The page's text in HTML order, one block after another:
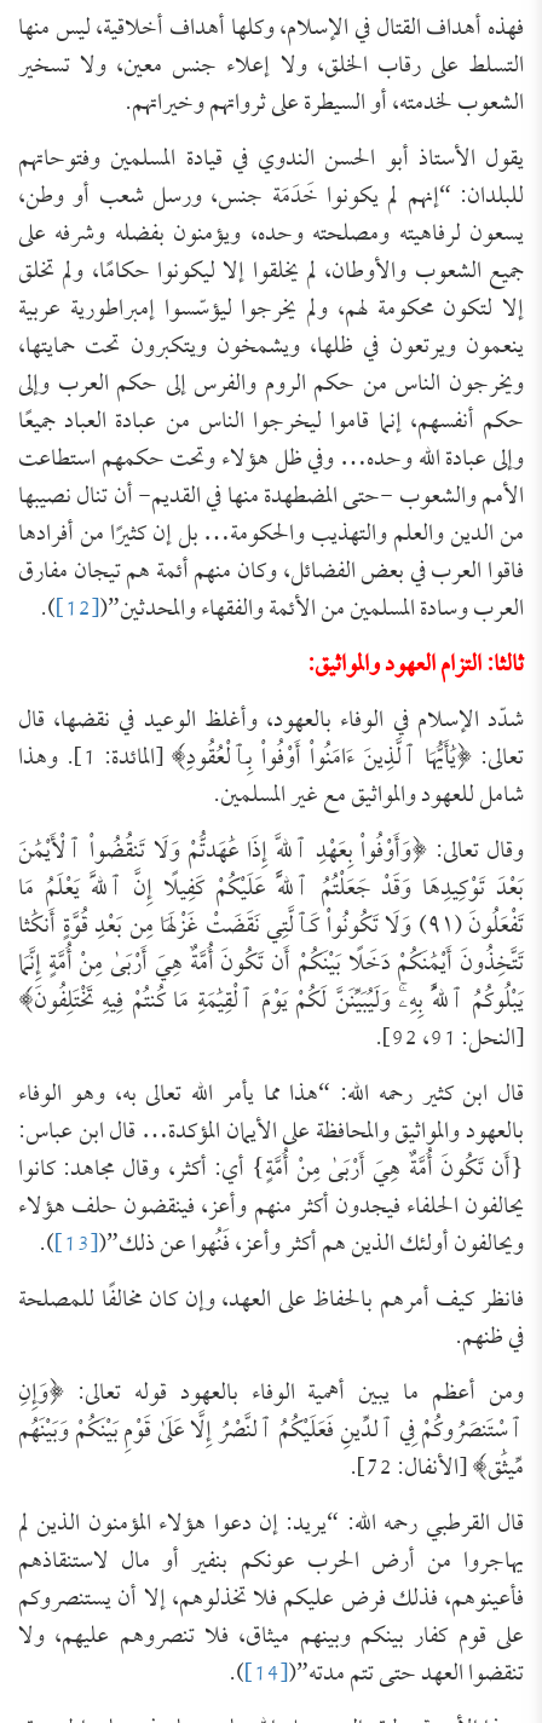
فهذه أهداف القتال في الإسلام، وكلها أهداف أخلاقية، ليس منها
التسلط على رقاب الخلق، ولا إعلاء جنس معين، ولا تسخير
الشعوب لخدمته، أو السيطرة على ثرواتهم وخيراتهم.
يقول الأستاذ أبو الحسن الندوي في قيادة المسلمين وفتوحاتهم
للبلدان: “إنهم لم يكونوا خَدَمَة جنس، ورسل شعب أو وطن،
يسعون لرفاهيته ومصلحته وحده، ويؤمنون بفضله وشرفه على
جميع الشعوب والأوطان، لم يخلقوا إلا ليكونوا حكامًا، ولم تخلق
إلا لتكون محكومة لهم، ولم يخرجوا ليؤسّسوا إمبراطورية عربية
ينعمون ويرتعون في ظلها، ويشمخون ويتكبرون تحت حمايتها،
ويخرجون الناس من حكم الروم والفرس إلى حكم العرب وإلى
حكم أنفسهم، إنما قاموا ليخرجوا الناس من عبادة العباد جميعًا
وإلى عبادة الله وحده… وفي ظل هؤلاء وتحت حكمهم استطاعت
الأمم والشعوب -حتى المضطهدة منها في القديم- أن تنال نصيبها
من الدين والعلم والتهذيب والحكومة… بل إن كثيرًا من أفرادها
فاقوا العرب في بعض الفضائل، وكان منهم أئمة هم تيجان مفارق
العرب وسادة المسلمين من الأئمة والفقهاء والمحدثين”([12]
).
ثالثا: التزام العهود والمواثيق:
شدّد الإسلام في الوفاء بالعهود، وأغلظ الوعيد في نقضها، قال
تعالى: ﴿يَٰأَيُّهَا ٱلَّذِينَ ءَامَنُواْ أَوْفُواْ بِٱلْعُقُودِ﴾ [المائدة: 1]. وهذا
شامل للعهود والمواثيق مع غير المسلمين.
وقال تعالى: ﴿وَأَوْفُواْ ‌بِعَهْدِ ‌ٱللَّهِ ‌إِذَا عَٰهَدتُّمْ وَلَا تَنقُضُواْ ٱلْأَيْمَٰنَ
بَعْدَ تَوْكِيدِهَا وَقَدْ جَعَلْتُمُ ٱللَّهَ عَلَيْكُمْ كَفِيلًا إِنَّ ٱللَّهَ يَعْلَمُ مَا
تَفْعَلُونَ (٩١) وَلَا تَكُونُواْ كَٱلَّتِي نَقَضَتْ غَزْلَهَا مِن بَعْدِ قُوَّةٍ أَنكَٰثا
تَتَّخِذُونَ أَيْمَٰنَكُمْ دَخَلًا بَيْنَكُمْ أَن تَكُونَ أُمَّةٌ هِيَ أَرْبَىٰ مِنْ أُمَّةٍ إِنَّمَا
يَبْلُوكُمُ ٱللَّهُ بِهِۦۚ وَلَيُبَيِّنَنَّ لَكُمْ يَوْمَ ٱلْقِيَٰمَةِ مَا كُنتُمْ فِيهِ تَخْتَلِفُونَ﴾
[النحل: 91، 92].
قال ابن كثير رحمه الله: “هذا مما يأمر الله تعالى به، وهو الوفاء
بالعهود والمواثيق والمحافظة على الأيمان المؤكدة… قال ابن عباس:
{أَن تَكُونَ أُمَّةٌ هِيَ أَرْبَىٰ مِنْ أُمَّةٍ} أي: أكثر، وقال مجاهد: كانوا
يحالفون الحلفاء فيجدون أكثر منهم وأعز، فينقضون حلف هؤلاء
ويحالفون أولئك الذين هم أكثر وأعز، فَنُهوا عن ذلك”([13]
).
فانظر كيف أمرهم بالحفاظ على العهد، وإن كان مخالفًا للمصلحة
في ظنهم.
ومن أعظم ما يبين أهمية الوفاء بالعهود قوله تعالى: ﴿وَإِنِ
ٱسْتَنصَرُوكُمْ فِي ٱلدِّينِ ‌فَعَلَيْكُمُ ‌ٱلنَّصْرُ إِلَّا عَلَىٰ قَوْمِ بَيْنَكُمْ وَبَيْنَهُم
مِّيثَٰق﴾ [الأنفال: 72].
قال القرطبي رحمه الله: “يريد: إن دعوا هؤلاء المؤمنون الذين لم
يهاجروا من أرض الحرب عونكم بنفير أو مال لاستنقاذهم
فأعينوهم، فذلك فرض عليكم فلا تخذلوهم، إلا أن يستنصروكم
على قوم كفار بينكم وبينهم ميثاق، فلا تنصروهم عليهم، ولا
تنقضوا العهد حتى تتم مدته”([14]
).